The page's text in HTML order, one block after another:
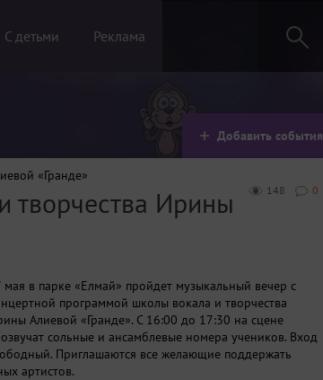
С детьми Реклама
Добавить события
«Гранде»
0
148
творчества Ирины
мая в парке «Елмай» пройдет музыкальный вечер с
программой школы вокала и творчества
Алиевой «Гранде». С 16:00 до 17:30 на сцене
сольные и ансамблевые номера учеников. Вход
Приглашаются все желающие поддержать
артистов.